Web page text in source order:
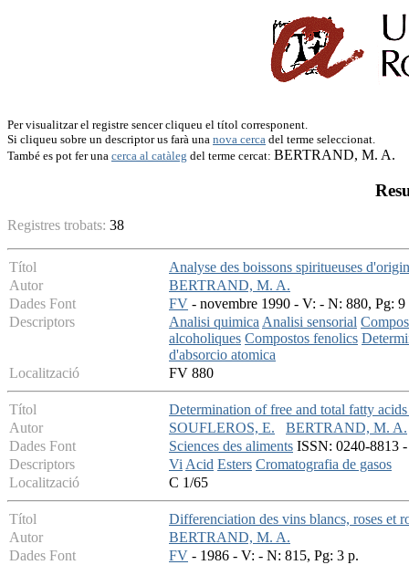
Per visualitzar el registre sencer cliqueu el títol corresponent.
Si cliqueu sobre un descriptor us farà una nova cerca del terme seleccionat.
També es pot fer una cerca al catàleg del terme cercat: BERTRAND, M. A.
Registres trobats: 38
Títol
Analyse des boissons spiritueuses
Autor
BERTRAND, M. A.
Dades Font
FV - novembre 1990 - V: - N: 880, Pg: 9
Descriptors
Analisi quimicaAnalisi sensorial
alcoholiques Compostos fenolics
d'absorcio atomica
Localització
FV 880
Títol
Determination of free and total fatty
Autor
SOUFLEROS, E.
BERTRAND, M. A.
Dades Font
Sciences des aliments ISSN: 0240-8813
Descriptors
ViAcid Esters Cromatografia de gasos
Localització
C 1/65
Títol
Differenciation des vins blancs, roses et
Autor
BERTRAND, M. A.
Dades Font
FV - 1986 - V: - N: 815, Pg: 3 p.